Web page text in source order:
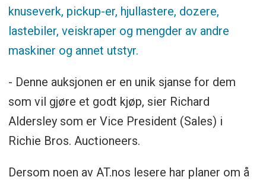
knuseverk, pickup-er, hjullastere, dozere,
lastebiler, veiskraper og mengder av andre
maskiner og annet utstyr.
- Denne auksjonen er en unik sjanse for dem
som vil gjøre et godt kjøp, sier Richard
Aldersley som er Vice President (Sales) i
Richie Bros. Auctioneers.
Dersom noen av AT.nos lesere har planer om å